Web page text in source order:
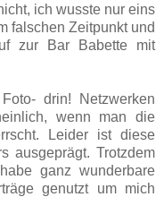
ich wusste nur eins
falschen Zeitpunkt und
zur Bar Babette mit
drin! Netzwerken
wenn man die
Leider ist diese
ausgeprägt. Trotzdem
ganz wunderbare
genutzt um mich